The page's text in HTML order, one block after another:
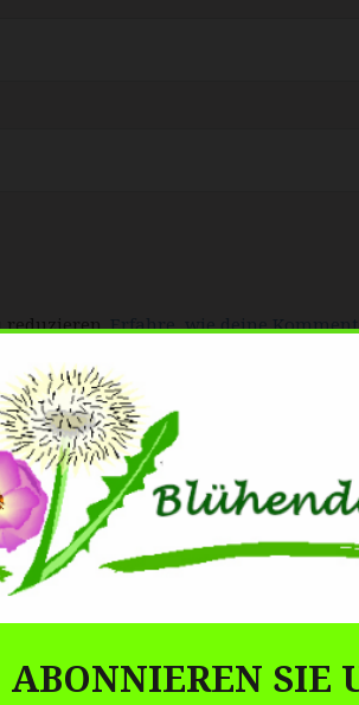
reduzieren.Erfahre, wie deine
ABONNIEREN SIE